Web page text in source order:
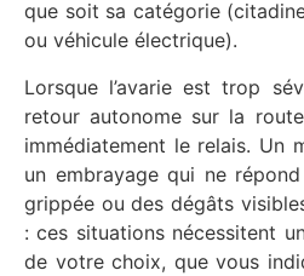
que soit sa catégorie
ou véhicule électrique).
Lorsque l’avarie est trop
retour autonome sur la
immédiatement le relais. Un
un embrayage qui ne
grippée ou des dégâts
: ces situations nécessitent
de votre choix, que vous